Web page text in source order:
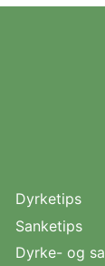
Dyrketips
Sanketips
Dyrke- og